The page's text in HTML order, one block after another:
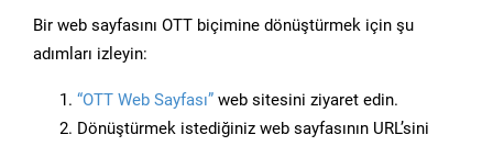
Bir web sayfasını OTT biçimine dönüştürmek için şu
adımları izleyin:
“OTT Web Sayfası” web sitesini ziyaret edin.
Dönüştürmek istediğiniz web sayfasının URL’sini